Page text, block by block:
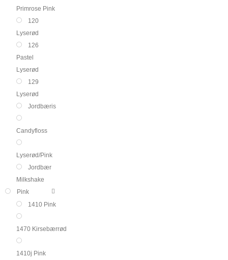
Primrose Pink
120
Lyserød
126
Pastel
Lyserød
129
Lyserød
Jordbæris
Candyfloss
Lyserød/Pink
Jordbær
Milkshake
Pink
1410 Pink
1470 Kirsebærrød
1410j Pink